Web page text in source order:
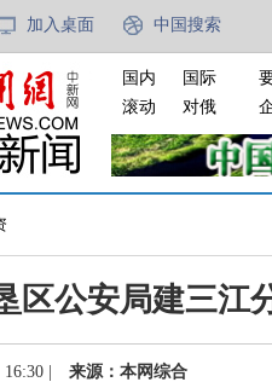
加入桌面 中国搜索
国内
国际
滚动
对俄
区公安局建三江
| 来源：本网综合